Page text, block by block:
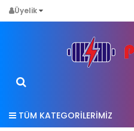
Üyelik
TÜM KATEGORİLERİMİZ